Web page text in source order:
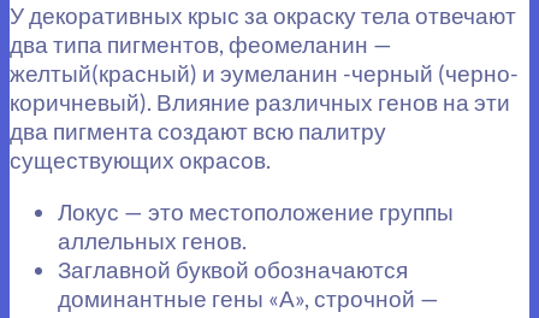
У декоративных крыс за окраску тела отвечают
два типа пигментов, феомеланин —
желтый(красный) и эумеланин -черный (черно-
коричневый). Влияние различных генов на эти
два пигмента создают всю палитру
существующих окрасов.
Локус — это местоположение группы
аллельных генов.
Заглавной буквой обозначаются
доминантные гены «А», строчной —